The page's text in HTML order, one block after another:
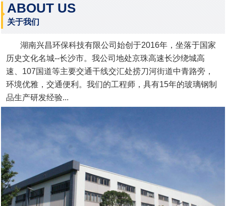
ABOUT US
关于我们
湖南兴昌环保科技有限公司始创于2016年，坐落于国家
历史文化名城--长沙市。我公司地处京珠高速长沙绕城高
速、107国道等主要交通干线交汇处捞刀河街道中青路旁，
环境优雅，交通便利。我们的工程师，具有15年的玻璃钢制
品生产研发经验...